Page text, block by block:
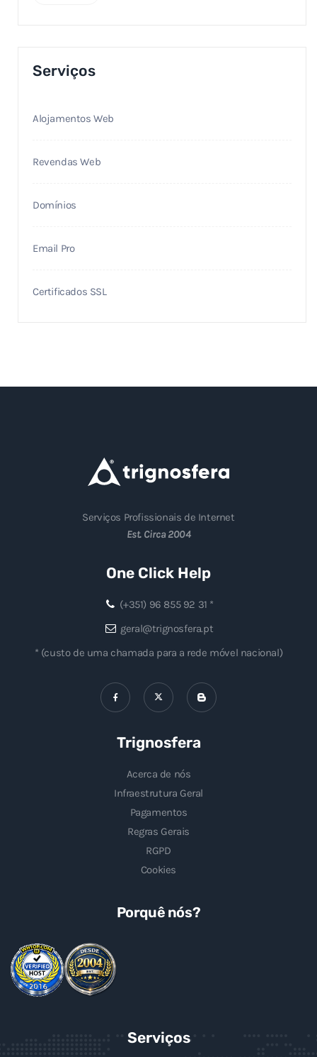
Serviços
Alojamentos Web
Revendas Web
Domínios
Email Pro
Certificados SSL
Serviços Profissionais de Internet
Est. Circa 2004
One Click Help
(+351) 96 855 92 31 *
geral@trignosfera.pt
* (custo de uma chamada para a rede móvel nacional)
Trignosfera
Acerca de nós
Infraestrutura Geral
Pagamentos
Regras Gerais
RGPD
Cookies
Porquê nós?
Serviços